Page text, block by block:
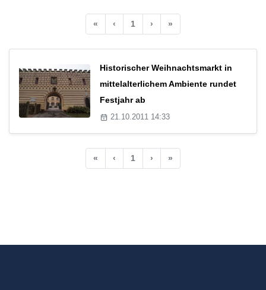
« ‹ 1 › »
Historischer Weihnachtsmarkt in
mittelalterlichem Ambiente rundet
Festjahr ab
21.10.2011 14:33
« ‹ 1 › »